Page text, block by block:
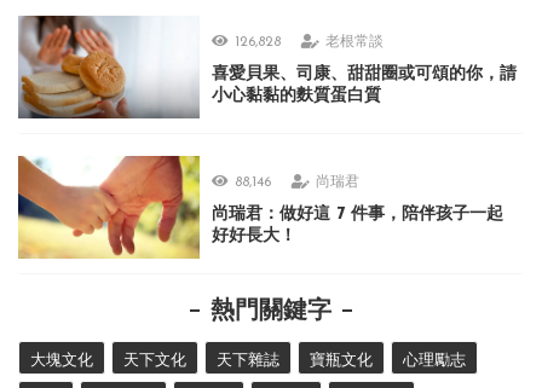
126,828 老根常談
喜愛貝果、司康、甜甜圈或可頌的你，請
小心黏黏的麩質蛋白質
88,146 尚瑞君
尚瑞君：做好這 7 件事，陪伴孩子一起
好好長大！
熱門關鍵字
大塊文化 天下文化 天下雜誌 寶瓶文化 心理勵志